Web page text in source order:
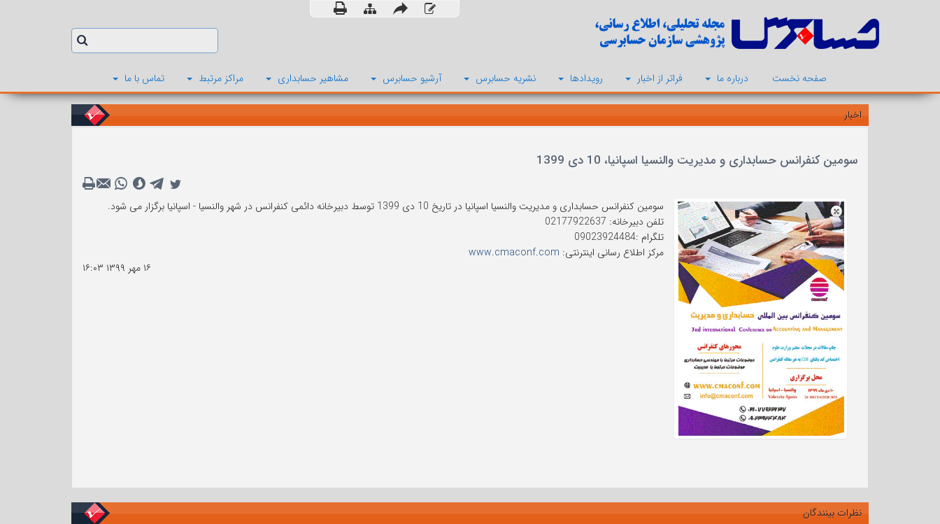
صفحه نخست درباره ما فراتر از اخبار رویدادها نشریه حسابرس آرشیو حسابرس مشاهیر حسابداری مراکز مرتبط تماس با ما
اخبار
سومین کنفرانس حسابداری و مدیریت والنسیا اسپانیا، 10 دی 1399
سومین کنفرانس حسابداری و مدیریت والنسیا اسپانیا در تاریخ 10 دی 1399 توسط دبیرخانه دائمی کنفرانس در شهر والنسیا - اسپانیا برگزار می شود.
تلفن دبیرخانه: 02177922637
تلگرام :09023924484
مرکز اطلاع رسانی اینترنتی: www.cmaconf.com
۱۶ مهر ۱۳۹۹
۱۶:۰۳
نظرات بینندگان